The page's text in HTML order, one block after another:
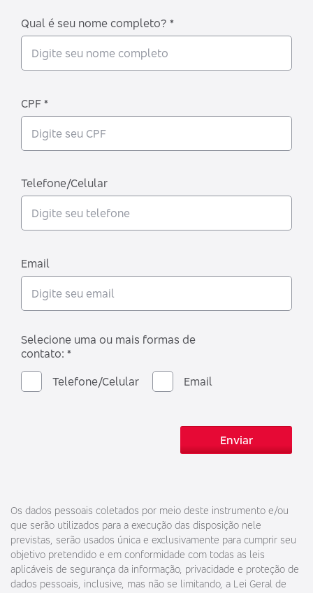
Qual é seu nome completo? *
CPF *
Telefone/Celular
Email
Selecione uma ou mais formas de
contato: *
Telefone/Celular
Email
Enviar
Os dados pessoais coletados por meio deste instrumento e/ou
que serão utilizados para a execução das disposição nele
previstas, serão usados única e exclusivamente para cumprir seu
objetivo pretendido e em conformidade com todas as leis
aplicáveis de segurança da informação, privacidade e proteção de
dados pessoais, inclusive, mas não se limitando, a Lei Geral de